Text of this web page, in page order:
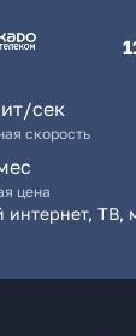
сек
скорость
цена
ТВ,